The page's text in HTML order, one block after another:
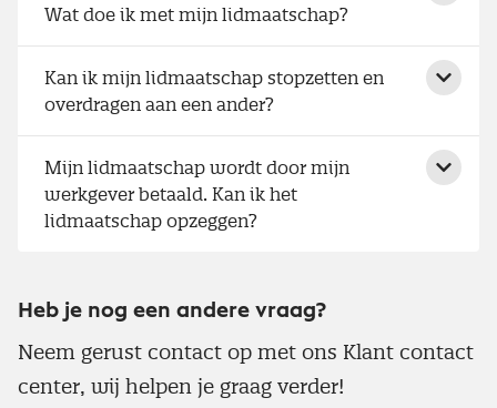
Wat doe ik met mijn lidmaatschap?
Kan ik mijn lidmaatschap stopzetten en
overdragen aan een ander?
Mijn lidmaatschap wordt door mijn
werkgever betaald. Kan ik het
lidmaatschap opzeggen?
Heb je nog een andere vraag?
Neem gerust contact op met ons Klant contact
center, wij helpen je graag verder!